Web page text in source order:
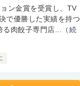
ン金賞を受賞し、TV
で優勝した実績を持つ
肉餃子専門店...
（続